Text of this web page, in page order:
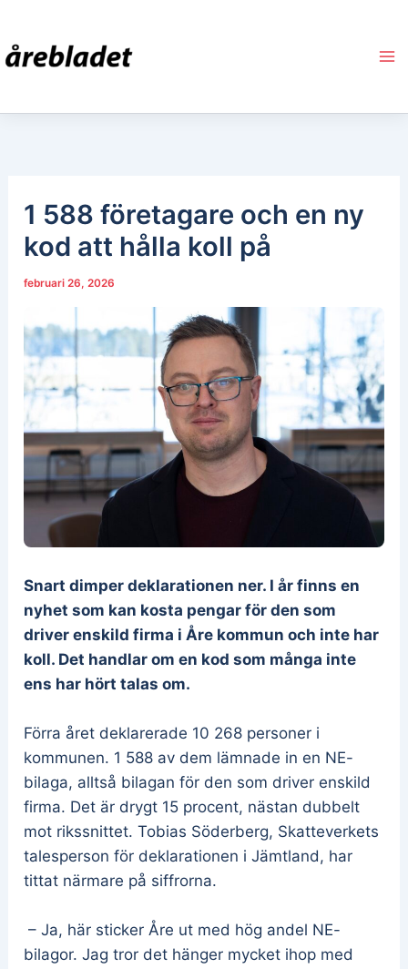
innehåll
1 588 företagare och en ny
kod att hålla koll på
februari 26, 2026
Snart dimper deklarationen ner. I år finns en
nyhet som kan kosta pengar för den som
driver enskild firma i Åre kommun och inte har
koll. Det handlar om en kod som många inte
ens har hört talas om.
Förra året deklarerade 10 268 personer i
kommunen. 1 588 av dem lämnade in en NE-
bilaga, alltså bilagan för den som driver enskild
firma. Det är drygt 15 procent, nästan dubbelt
mot rikssnittet. Tobias Söderberg, Skatteverkets
talesperson för deklarationen i Jämtland, har
tittat närmare på siffrorna.
– Ja, här sticker Åre ut med hög andel NE-
bilagor. Jag tror det hänger mycket ihop med